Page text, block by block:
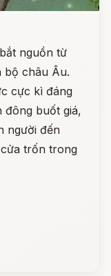
nguồn từ
bộ châu Âu.
cực kì đáng
đông buốt giá,
người đến
trốn trong